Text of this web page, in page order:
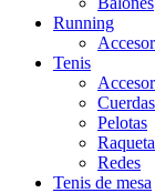
Running
Tenis
Cuerdas
Pelotas
Redes
Tenis de mesa